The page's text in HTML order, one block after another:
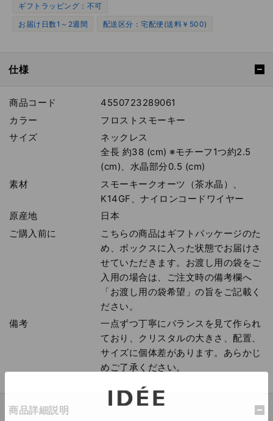
ギフトラッピング：不可
お届け日数1～2週間
配送区分：宅配便(送料￥500)
仕様
商品コード
4550723289061
カラー
フロストスモーキー
サイズ
ネックレス
全長 約38 (cm) ※モチーフ1つ約2.5
(cm)、水晶部分0.5 (cm)
素材
スモーキークオーツ（茶水晶）、
K14GF、ナイロンコードワイヤー
原産地
日本
ご購入前に
こちらの商品はギフトパッケージのた
め、ボックスに入った状態でお届けさ
せていただきます。お渡し用の袋をご
入用の場合は、ご注文時の備考欄へ
「お渡し用の袋希望」の旨をご記載く
ださい。
備考
一点ずつ丁寧にバランスを見て作られ
ており、クリスタルの大きさ、配置、
サイズに個体差があります。あらかじ
めご了承ください。
商品詳細説明